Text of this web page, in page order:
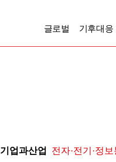
글로벌 기후대응
기업과산업 전자·전기·정보